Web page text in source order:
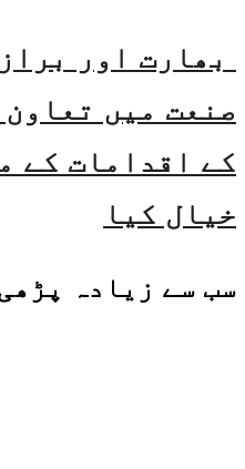
بھارت اور
صنعت میں تعاون
کے اقدامات کے
خیال کیا
سب سے زیادہ